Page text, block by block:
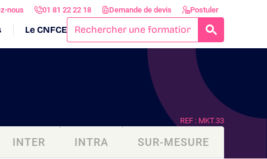
nous 01 81 22 22 18 Demande de devis Postuler
Le CNFCE
REF : MKT.33
INTER INTRA SUR-MESURE